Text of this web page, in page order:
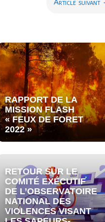
Article suivant
RAPPORT DE LA
MISSION FLASH
« FEUX DE FORET
2022 »
RETOUR SUR LE
COMITÉ EXÉCUTIF
DE L’OBSERVATOIRE
NATIONAL DES
VIOLENCES VISANT